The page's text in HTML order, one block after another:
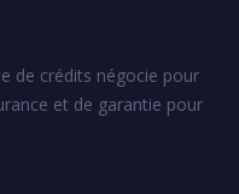
de crédits négocie pour
et de garantie pour